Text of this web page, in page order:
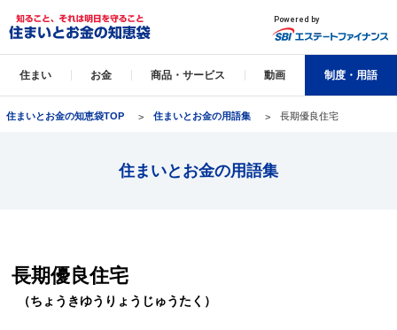
住まい お金 商品・サービス 動画 制度・用語
住まいとお金の知恵袋TOP 住まいとお金の用語集 長期優良住宅
住まいとお金の用語集
長期優良住宅
（ちょうきゆうりょうじゅうたく）